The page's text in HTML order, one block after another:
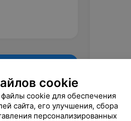
cookie
cookie для обеспечения
сайта, его улучшения, сбора
персонализированных